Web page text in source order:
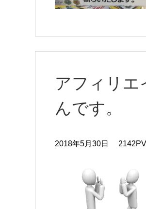
アフィリエ
んです。
2018年5月30日 2142PV